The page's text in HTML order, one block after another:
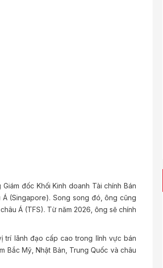
đốc Khối Kinh doanh Tài chính Bán
(Singapore). Song song đó, ông cũng
Á (TFS). Từ năm 2026, ông sẽ chính
trí lãnh đạo cấp cao trong lĩnh vực bán
Bắc Mỹ, Nhật Bản, Trung Quốc và châu